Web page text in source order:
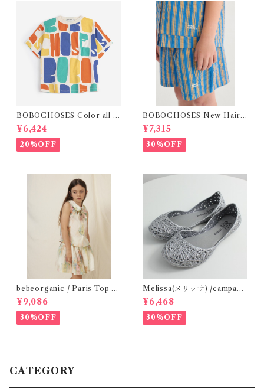
BOBOCHOSES Color all o
ver T-shirt / 2-6y
¥6,424
20%OFF
BOBOCHOSES New Hairli
ne denim bermuda shorts /
2-4Y
¥7,315
30%OFF
bebeorganic / Paris Top N
ostalgic Florals (10・12y)
¥9,086
30%OFF
Melissa(メリッサ) /campana
(Silver)28-32
¥6,468
30%OFF
CATEGORY